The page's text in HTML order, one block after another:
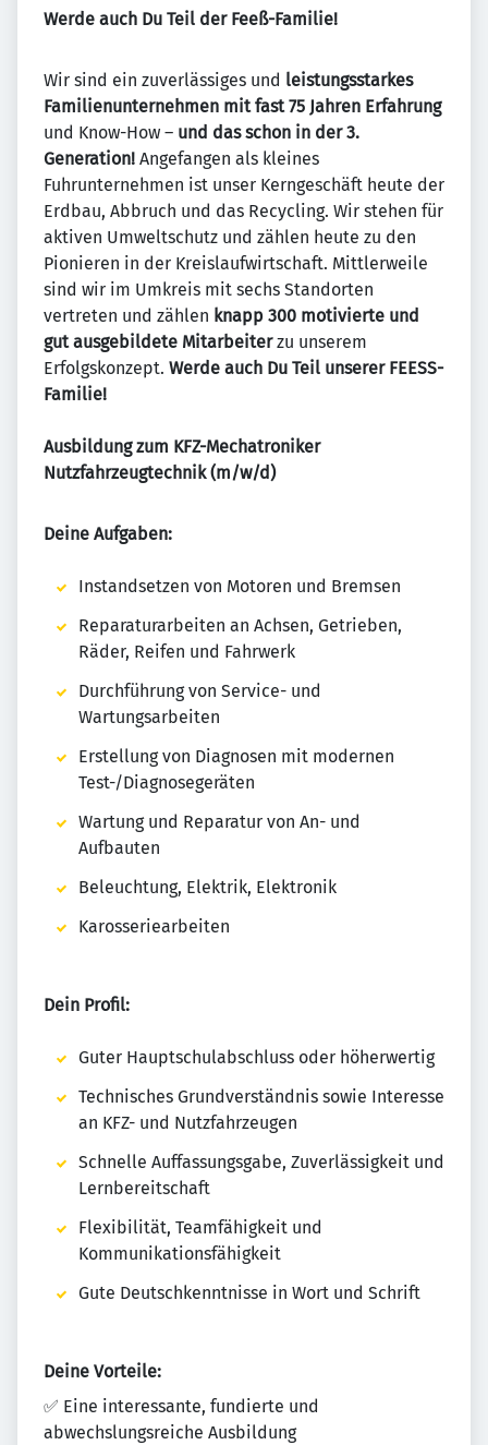
Werde auch Du Teil der Feeß-Familie!
Wir sind ein zuverlässiges und leistungsstarkes
Familienunternehmen mit fast 75 Jahren Erfahrung
und Know-How – und das schon in der 3.
Generation! Angefangen als kleines
Fuhrunternehmen ist unser Kerngeschäft heute der
Erdbau, Abbruch und das Recycling. Wir stehen für
aktiven Umweltschutz und zählen heute zu den
Pionieren in der Kreislaufwirtschaft. Mittlerweile
sind wir im Umkreis mit sechs Standorten
vertreten und zählen knapp 300 motivierte und
gut ausgebildete Mitarbeiterzu unserem
Erfolgskonzept. Werde auch Du Teil unserer FEESS-
Familie!
Ausbildung zum KFZ-Mechatroniker
Nutzfahrzeugtechnik (m/w/d)
Deine Aufgaben:
Instandsetzen von Motoren und Bremsen
Reparaturarbeiten an Achsen, Getrieben,
Räder, Reifen und Fahrwerk
Durchführung von Service- und
Wartungsarbeiten
Erstellung von Diagnosen mit modernen
Test-/Diagnosegeräten
Wartung und Reparatur von An- und
Aufbauten
Beleuchtung, Elektrik, Elektronik
Karosseriearbeiten
Dein Profil:
Guter Hauptschulabschluss oder höherwertig
Technisches Grundverständnis sowie Interesse
an KFZ- und Nutzfahrzeugen
Schnelle Auffassungsgabe, Zuverlässigkeit und
Lernbereitschaft
Flexibilität, Teamfähigkeit und
Kommunikationsfähigkeit
Gute Deutschkenntnisse in Wort und Schrift
Deine Vorteile:
✅ Eine interessante, fundierte und
abwechslungsreiche Ausbildung